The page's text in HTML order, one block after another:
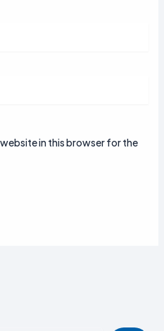
in this browser for the